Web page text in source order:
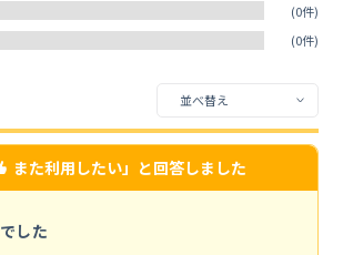
(0件)
(0件)
また利用したい」と回答しました
した